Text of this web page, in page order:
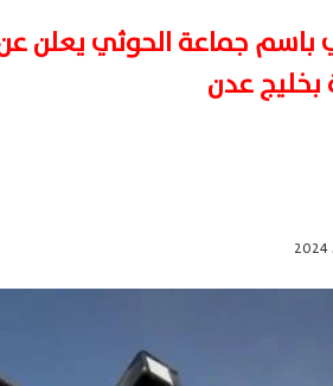
باسم جماعة الحوثي يعلن
بخليج عدن